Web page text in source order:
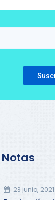
Please
23 junio, 2021